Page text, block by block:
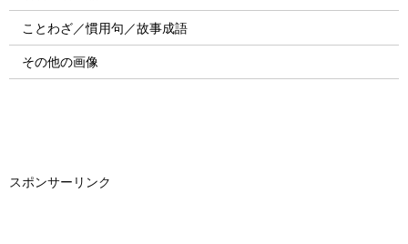
ことわざ／慣用句／故事成語
その他の画像
スポンサーリンク